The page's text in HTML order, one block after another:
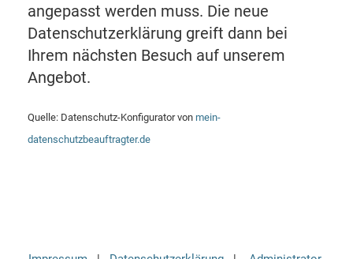
angepasst werden muss. Die neue
Datenschutzerklärung greift dann bei
Ihrem nächsten Besuch auf unserem
Angebot.
Quelle: Datenschutz-Konfigurator von mein-
datenschutzbeauftragter.de